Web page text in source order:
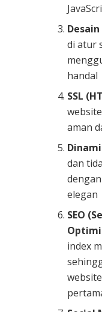
di atur
handal
SSL
aman
dan
elegan
SEO
index